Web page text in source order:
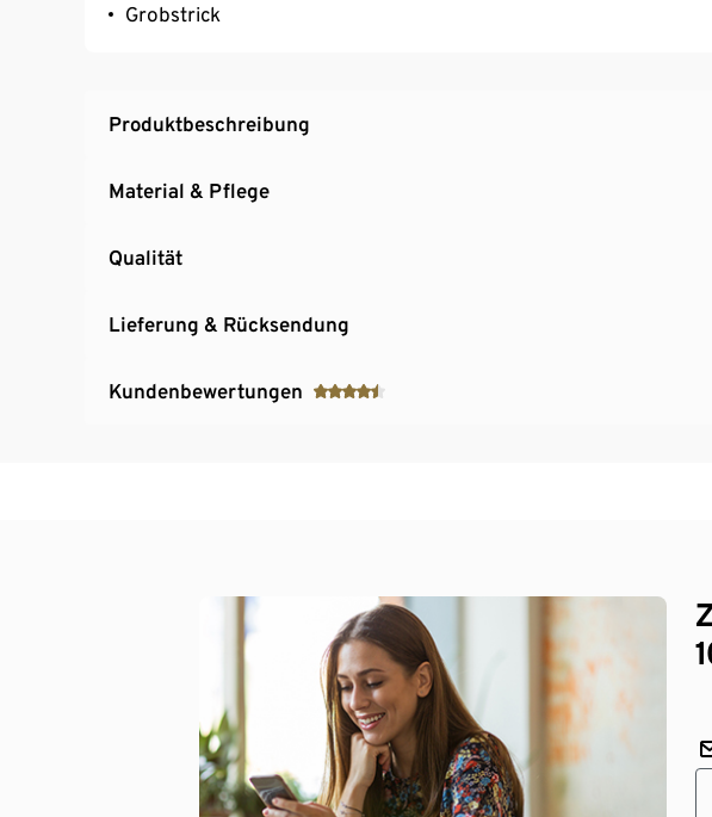
Grobstrick
Produktbeschreibung
Material & Pflege
Qualität
Lieferung & Rücksendung
Kundenbewertungen